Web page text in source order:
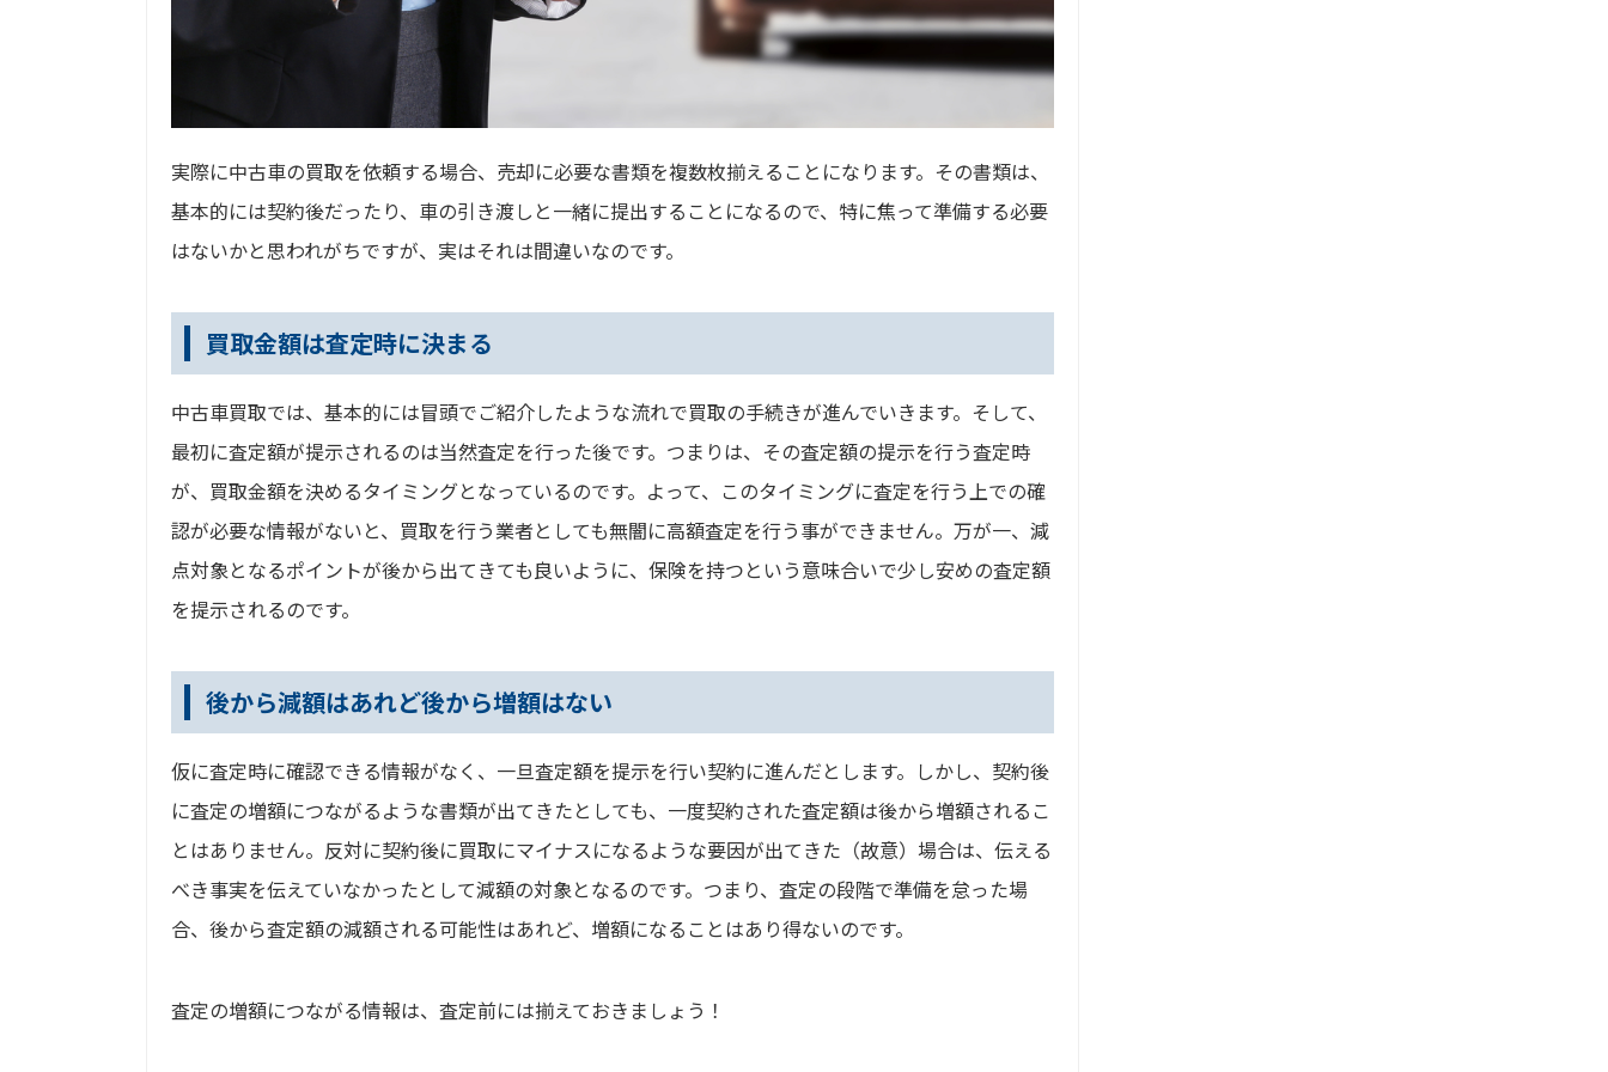
実際に中古車の買取を依頼する場合、売却に必要な書類を複数枚揃えることになります。その書類は、
基本的には契約後だったり、車の引き渡しと一緒に提出することになるので、特に焦って準備する必要
はないかと思われがちですが、実はそれは間違いなのです。
買取金額は査定時に決まる
中古車買取では、基本的には冒頭でご紹介したような流れで買取の手続きが進んでいきます。そして、
最初に査定額が提示されるのは当然査定を行った後です。つまりは、その査定額の提示を行う査定時
が、買取金額を決めるタイミングとなっているのです。よって、このタイミングに査定を行う上での確
認が必要な情報がないと、買取を行う業者としても無闇に高額査定を行う事ができません。万が一、減
点対象となるポイントが後から出てきても良いように、保険を持つという意味合いで少し安めの査定額
を提示されるのです。
後から減額はあれど後から増額はない
仮に査定時に確認できる情報がなく、一旦査定額を提示を行い契約に進んだとします。しかし、契約後
に査定の増額につながるような書類が出てきたとしても、一度契約された査定額は後から増額されるこ
とはありません。反対に契約後に買取にマイナスになるような要因が出てきた（故意）場合は、伝える
べき事実を伝えていなかったとして減額の対象となるのです。つまり、査定の段階で準備を怠った場
合、後から査定額の減額される可能性はあれど、増額になることはあり得ないのです。
査定の増額につながる情報は、査定前には揃えておきましょう！